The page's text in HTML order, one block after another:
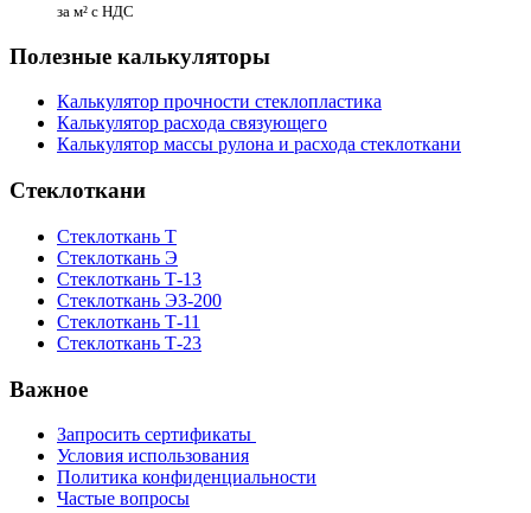
за м² с НДС
Полезные калькуляторы
Калькулятор прочности стеклопластика
Калькулятор расхода связующего
Калькулятор массы рулона и расхода стеклоткани
Стеклоткани
Стеклоткань Т
Стеклоткань Э
Стеклоткань Т-13
Стеклоткань ЭЗ-200
Стеклоткань Т-11
Стеклоткань Т-23
Важное
Запросить сертификаты
Условия использования
Политика конфиденциальности
Частые вопросы